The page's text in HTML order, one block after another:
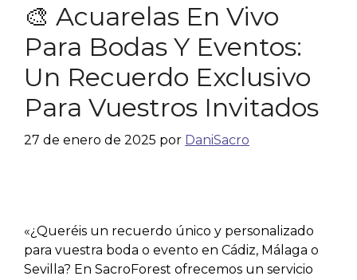
🎨 Acuarelas En Vivo
Para Bodas Y Eventos:
Un Recuerdo Exclusivo
Para Vuestros Invitados
27 de enero de 2025 por DaniSacro
«¿Queréis un recuerdo único y personalizado
para vuestra boda o evento en Cádiz, Málaga o
Sevilla? En SacroForest ofrecemos un servicio